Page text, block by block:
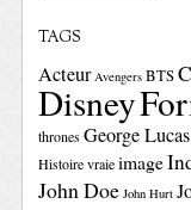
TAGS
Acteur Avengers BTS
Disney
thrones George Lucas
Histoire vraie image
John Doe John Hurt